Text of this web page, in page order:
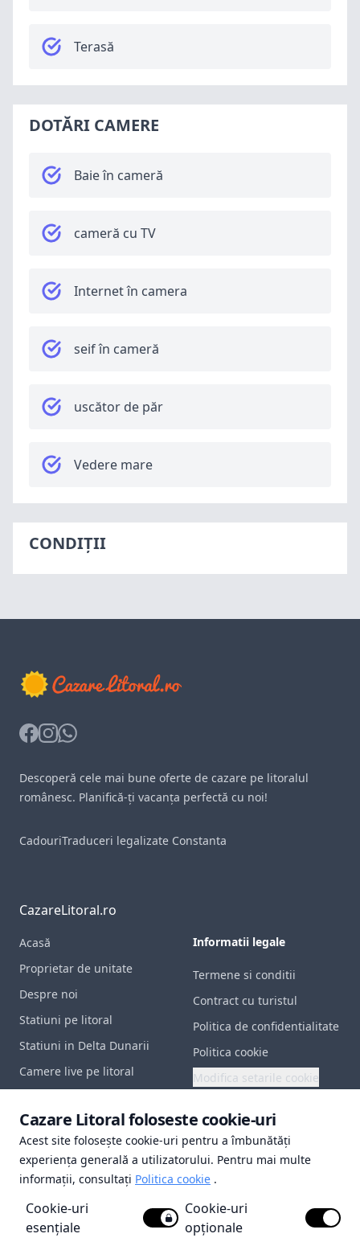
Terasă
DOTĂRI CAMERE
Baie în cameră
cameră cu TV
Internet în camera
seif în cameră
uscător de păr
Vedere mare
CONDIȚII
Facebook
Instagram
Whatsapp
Descoperă cele mai bune oferte de cazare pe litoralul
românesc. Planifică-ți vacanța perfectă cu noi!
CadouriTraduceri legalizate Constanta
CazareLitoral.ro
Acasă
Proprietar de unitate
Despre noi
Statiuni pe litoral
Statiuni in Delta Dunarii
Camere live pe litoral
Documente utile
Certificat inregistrare
Polita de asigurare
Brevet de turism
Informatii legale
Termene si conditii
Contract cu turistul
Politica de confidentialitate
Politica cookie
Modifica setarile cookie
Cazare Litoral foloseste cookie-uri
Acest site folosește cookie-uri pentru a îmbunătăți
experiența generală a utilizatorului. Pentru mai multe
informații, consultați Politica cookie .
Cookie-uri
esențiale
Cookie-uri
opționale